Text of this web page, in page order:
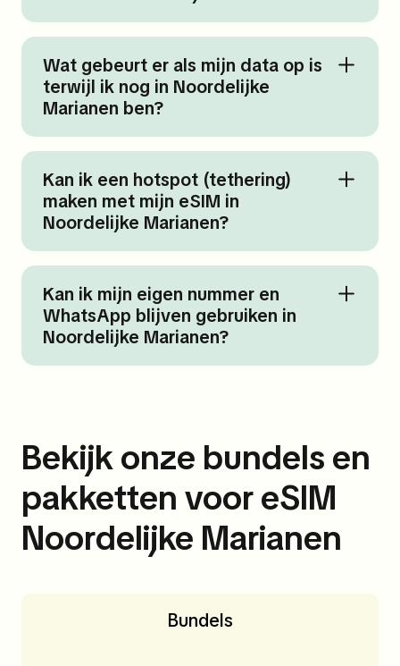
Wat gebeurt er als mijn data op is
terwijl ik nog in Noordelijke
Marianen ben?
Kan ik een hotspot (tethering)
maken met mijn eSIM in
Noordelijke Marianen?
Kan ik mijn eigen nummer en
WhatsApp blijven gebruiken in
Noordelijke Marianen?
Bekijk onze bundels en
pakketten voor eSIM
Noordelijke Marianen
Bundels